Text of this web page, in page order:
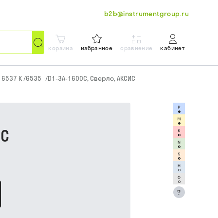
b2b@instrumentgroup.ru
корзина избранное сравнение кабинет
6537 K /6535 /D1-3A-1600C, Сверло, АКСИС
?